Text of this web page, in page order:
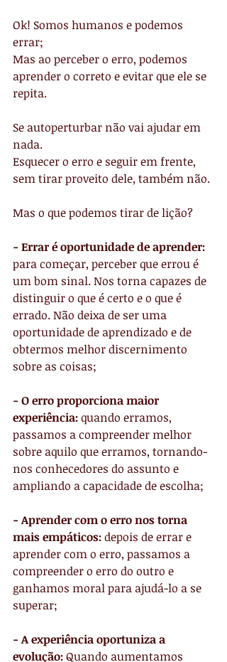
Ok! Somos humanos e podemos
errar;
Mas ao perceber o erro, podemos
aprender o correto e evitar que ele se
repita.
Se autoperturbar não vai ajudar em
nada.
Esquecer o erro e seguir em frente,
sem tirar proveito dele, também não.
Mas o que podemos tirar de lição?
- Errar é oportunidade de aprender:
para começar, perceber que errou é
um bom sinal. Nos torna capazes de
distinguir o que é certo e o que é
errado. Não deixa de ser uma
oportunidade de aprendizado e de
obtermos melhor discernimento
sobre as coisas;
- O erro proporciona maior
experiência: quando erramos,
passamos a compreender melhor
sobre aquilo que erramos, tornando-
nos conhecedores do assunto e
ampliando a capacidade de escolha;
- Aprender com o erro nos torna
mais empáticos: depois de errar e
aprender com o erro, passamos a
compreender o erro do outro e
ganhamos moral para ajudá-lo a se
superar;
- A experiência oportuniza a
evolução: Quando aumentamos